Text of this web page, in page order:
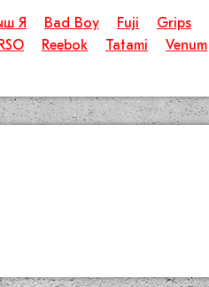
Я Bad Boy Fuji Grips
Reebok Tatami Venum